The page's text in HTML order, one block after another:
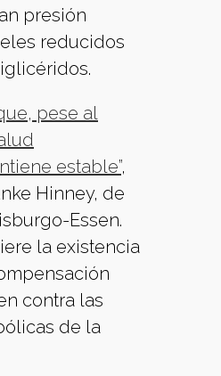
presión
reducidos
pese al
estable”,
Hinney, de
Essen.
la existencia
contra las
de la